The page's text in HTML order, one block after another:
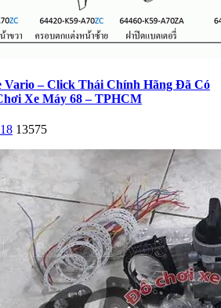
Vario – Click Thái Chính Hãng Đã Có
Xe Máy 68 – TPHCM
13575